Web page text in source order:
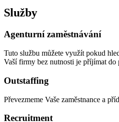
Služby
Agenturní zaměstnávání
Tuto službu můžete využít pokud
Vaší firmy bez nutnosti je příjímat do
Outstaffing
Převezmeme Vaše zaměstnance a
Recruitment